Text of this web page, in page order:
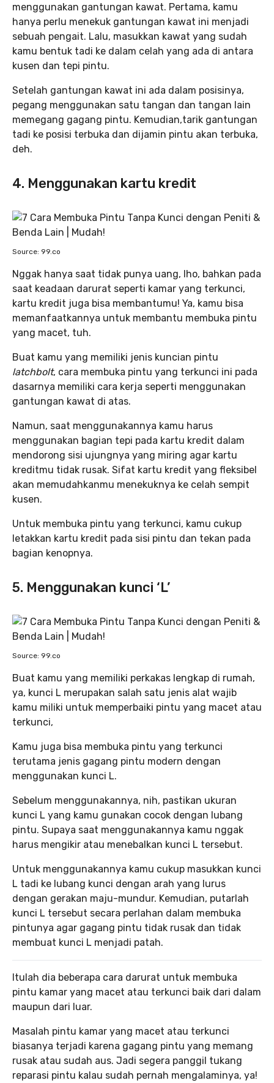
menggunakan gantungan kawat. Pertama, kamu
hanya perlu menekuk gantungan kawat ini menjadi
sebuah pengait. Lalu, masukkan kawat yang sudah
kamu bentuk tadi ke dalam celah yang ada di antara
kusen dan tepi pintu.
Setelah gantungan kawat ini ada dalam posisinya,
pegang menggunakan satu tangan dan tangan lain
memegang gagang pintu. Kemudian,tarik gantungan
tadi ke posisi terbuka dan dijamin pintu akan terbuka,
deh.
4. Menggunakan kartu kredit
Source: 99.co
Nggak hanya saat tidak punya uang, lho, bahkan pada
saat keadaan darurat seperti kamar yang terkunci,
kartu kredit juga bisa membantumu! Ya, kamu bisa
memanfaatkannya untuk membantu membuka pintu
yang macet, tuh.
Buat kamu yang memiliki jenis kuncian pintu
latchbolt, cara membuka pintu yang terkunci ini pada
dasarnya memiliki cara kerja seperti menggunakan
gantungan kawat di atas.
Namun, saat menggunakannya kamu harus
menggunakan bagian tepi pada kartu kredit dalam
mendorong sisi ujungnya yang miring agar kartu
kreditmu tidak rusak. Sifat kartu kredit yang fleksibel
akan memudahkanmu menekuknya ke celah sempit
kusen.
Untuk membuka pintu yang terkunci, kamu cukup
letakkan kartu kredit pada sisi pintu dan tekan pada
bagian kenopnya.
5. Menggunakan kunci ‘L’
Source: 99.co
Buat kamu yang memiliki perkakas lengkap di rumah,
ya, kunci L merupakan salah satu jenis alat wajib
kamu miliki untuk memperbaiki pintu yang macet atau
terkunci,
Kamu juga bisa membuka pintu yang terkunci
terutama jenis gagang pintu modern dengan
menggunakan kunci L.
Sebelum menggunakannya, nih, pastikan ukuran
kunci L yang kamu gunakan cocok dengan lubang
pintu. Supaya saat menggunakannya kamu nggak
harus mengikir atau menebalkan kunci L tersebut.
Untuk menggunakannya kamu cukup masukkan kunci
L tadi ke lubang kunci dengan arah yang lurus
dengan gerakan maju-mundur. Kemudian, putarlah
kunci L tersebut secara perlahan dalam membuka
pintunya agar gagang pintu tidak rusak dan tidak
membuat kunci L menjadi patah.
Itulah dia beberapa cara darurat untuk membuka
pintu kamar yang macet atau terkunci baik dari dalam
maupun dari luar.
Masalah pintu kamar yang macet atau terkunci
biasanya terjadi karena gagang pintu yang memang
rusak atau sudah aus. Jadi segera panggil tukang
reparasi pintu kalau sudah pernah mengalaminya, ya!